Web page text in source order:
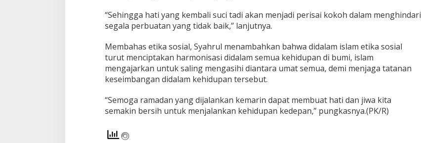
“Sehingga hati yang kembali suci tadi akan menjadi perisai kokoh dalam menghindari
segala perbuatan yang tidak baik,” lanjutnya.
Membahas etika sosial, Syahrul menambahkan bahwa didalam islam etika sosial
turut menciptakan harmonisasi didalam semua kehidupan di bumi, islam
mengajarkan untuk saling mengasihi diantara umat semua, demi menjaga tatanan
keseimbangan didalam kehidupan tersebut.
“Semoga ramadan yang dijalankan kemarin dapat membuat hati dan jiwa kita
semakin bersih untuk menjalankan kehidupan kedepan,” pungkasnya.(PK/R)